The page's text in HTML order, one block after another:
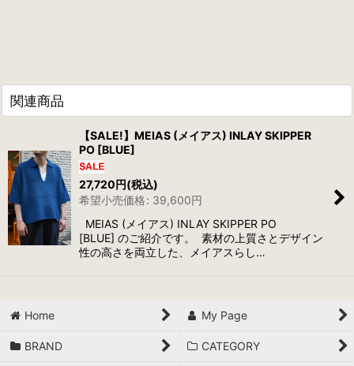
関連商品
【SALE!】MEIAS (メイアス) INLAY SKIPPER
PO [BLUE]
27,720円(税込)
希望小売価格: 39,600円
MEIAS (メイアス) INLAY SKIPPER PO
[BLUE] のご紹介です。 素材の上質さとデザイン
性の高さを両立した、メイアスらし…
Home My Page
BRAND CATEGORY